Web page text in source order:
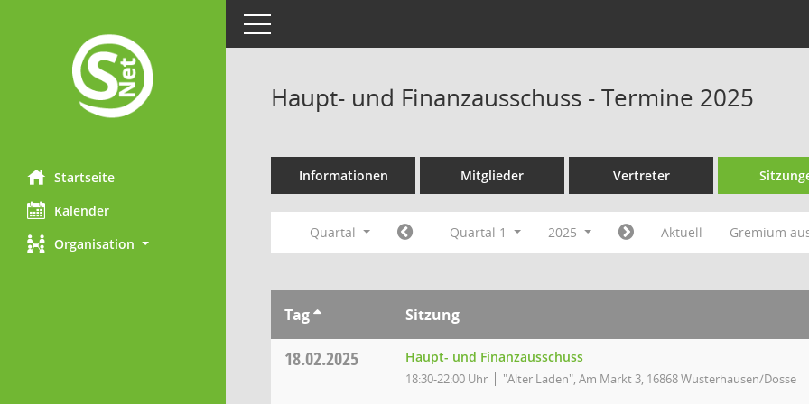
Startseite
Kalender
Organisation
Toggle navigation
Haupt- und Finanzausschuss - Termine 2025
Informationen Mitglieder Vertreter
Quartal Quartal 1 2025 Aktuell Gremium
Tag Sitzung
18.02.2025 Haupt- und Finanzausschuss
18:30-22:00 Uhr "Alter Laden", Am Markt 3, 16868 Wusterhausen/Dosse